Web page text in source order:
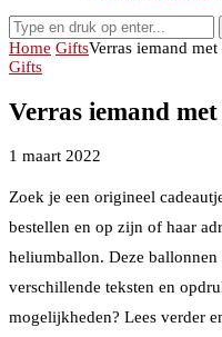
Home GiftsVerras iemand
Gifts
Verras iemand
1 maart 2022
Zoek je een origineel
bestellen en op zijn of haar
heliumballon. Deze
verschillende teksten en
mogelijkheden? Lees verder